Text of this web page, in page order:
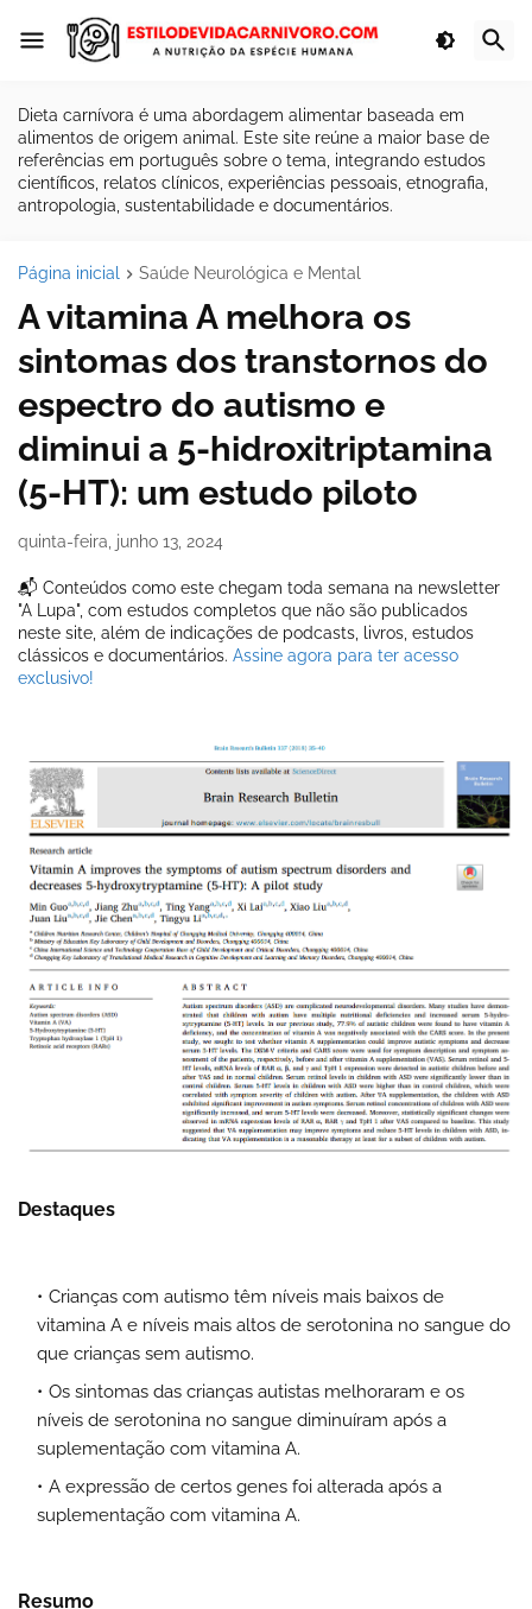
Dieta carnívora é uma abordagem alimentar baseada em
alimentos de origem animal. Este site reúne a maior base de
referências em português sobre o tema, integrando estudos
científicos, relatos clínicos, experiências pessoais, etnografia,
antropologia, sustentabilidade e documentários.
Página inicial Saúde Neurológica e Mental
A vitamina A melhora os
sintomas dos transtornos do
espectro do autismo e
diminui a 5-hidroxitriptamina
(5-HT): um estudo piloto
quinta-feira, junho 13, 2024
📬 Conteúdos como este chegam toda semana na newsletter
"A Lupa", com estudos completos que não são publicados
neste site, além de indicações de podcasts, livros, estudos
clássicos e documentários. Assine agora para ter acesso
exclusivo!
Destaques
Crianças com autismo têm níveis mais baixos de
vitamina A e níveis mais altos de serotonina no sangue do
que crianças sem autismo.
Os sintomas das crianças autistas melhoraram e os
níveis de serotonina no sangue diminuíram após a
suplementação com vitamina A.
A expressão de certos genes foi alterada após a
suplementação com vitamina A.
Resumo